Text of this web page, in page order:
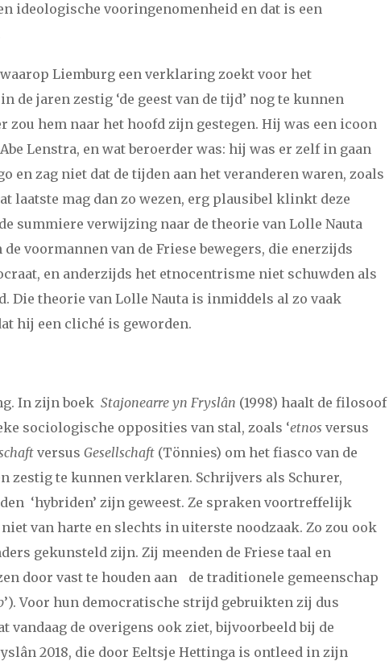
mei juni juli augustus september oktober november
mei juni juli augustus september oktober november december
juli augustus september oktober november december
mei juni juli augustus september oktober november december
mei juni juli augustus september oktober november december
september oktober november
ideologische vooringenomenheid en dat is een
Liemburg een verklaring zoekt voor het
de jaren zestig ‘de geest van de tijd’ nog te kunnen
zou hem naar het hoofd zijn gestegen. Hij was een icoon
Lenstra, en wat beroerder was: hij was er zelf in gaan
en zag niet dat de tijden aan het veranderen waren, zoals
laatste mag dan zo wezen, erg plausibel klinkt deze
summiere verwijzing naar de theorie van Lolle Nauta
voormannen van de Friese bewegers, die enerzijds
en anderzijds het etnocentrisme niet schuwden als
Die theorie van Lolle Nauta is inmiddels al zo vaak
hij een cliché is geworden.
In zijn boek Stajonearre yn Fryslân (1998) haalt de filosoof
sociologische opposities van stal, zoals ‘etnos versus
versus Gesellschaft (Tönnies) om het fiasco van de
zestig te kunnen verklaren. Schrijvers als Schurer,
‘hybriden’ zijn geweest. Ze spraken voortreffelijk
van harte en slechts in uiterste noodzaak. Zo zou ook
gekunsteld zijn. Zij meenden de Friese taal en
door vast te houden aan de traditionele gemeenschap
’). Voor hun democratische strijd gebruikten zij dus
vandaag de overigens ook ziet, bijvoorbeeld bij de
2018, die door Eeltsje Hettinga is ontleed in zijn